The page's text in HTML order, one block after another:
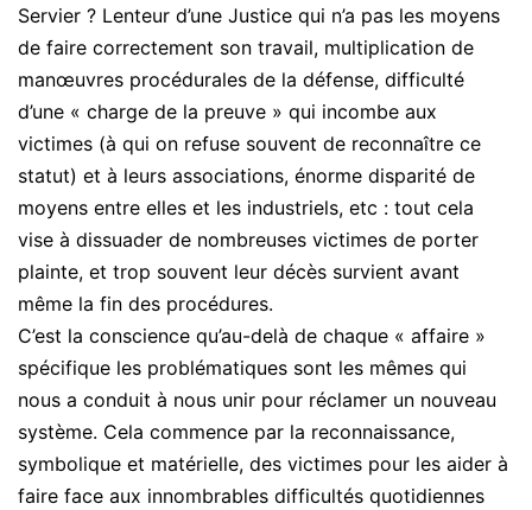
Servier ? Lenteur d’une Justice qui n’a pas les moyens
de faire correctement son travail, multiplication de
manœuvres procédurales de la défense, difficulté
d’une « charge de la preuve » qui incombe aux
victimes (à qui on refuse souvent de reconnaître ce
statut) et à leurs associations, énorme disparité de
moyens entre elles et les industriels, etc : tout cela
vise à dissuader de nombreuses victimes de porter
plainte, et trop souvent leur décès survient avant
même la fin des procédures.
C’est la conscience qu’au-delà de chaque « affaire »
spécifique les problématiques sont les mêmes qui
nous a conduit à nous unir pour réclamer un nouveau
système. Cela commence par la reconnaissance,
symbolique et matérielle, des victimes pour les aider à
faire face aux innombrables difficultés quotidiennes